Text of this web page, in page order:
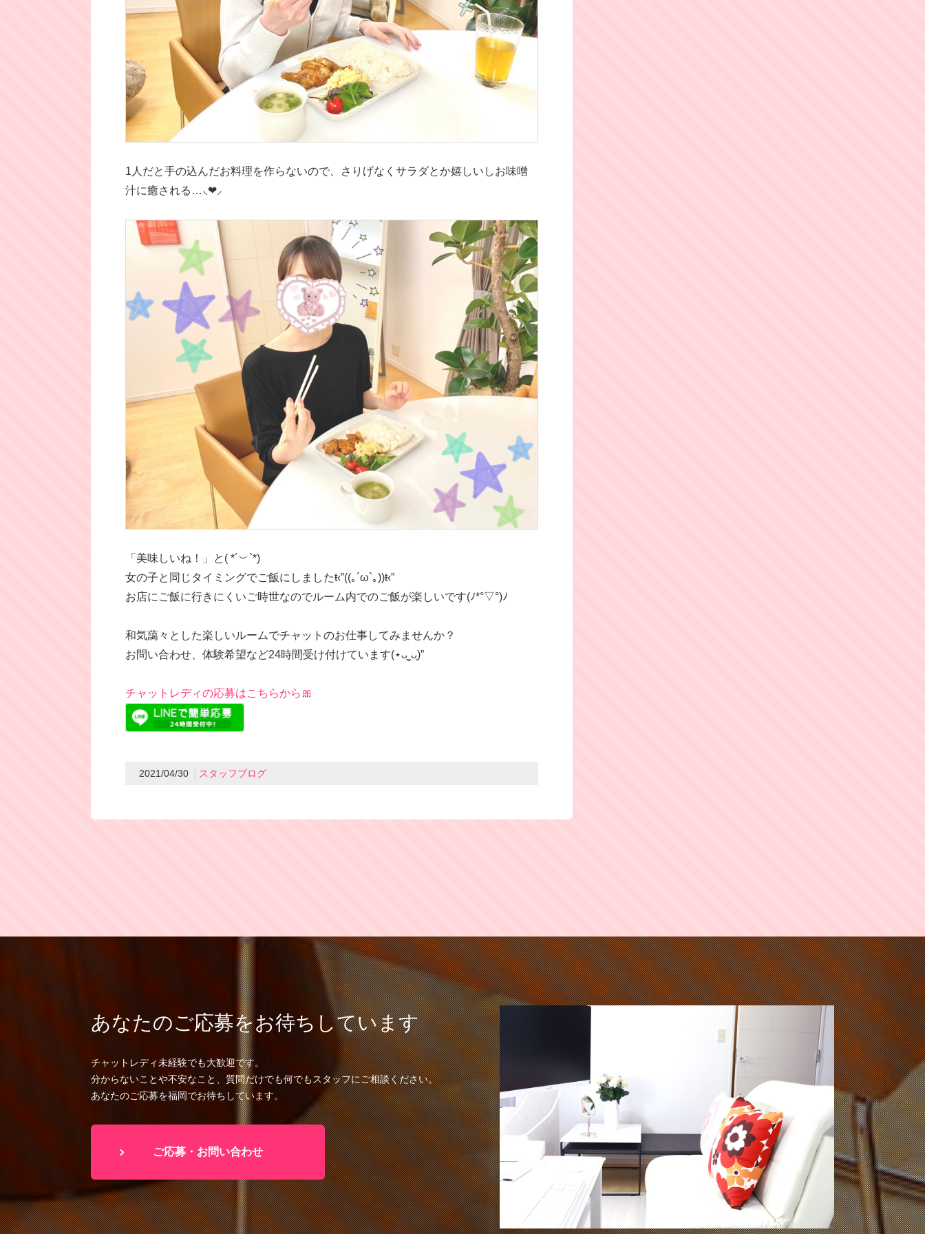
1人だと手の込んだお料理を作らないので、さりげなくサラダとか嬉しいしお味噌
汁に癒される…⸜❤︎⸝‍
「美味しいね！」と( *´︶`*)
女の子と同じタイミングでご飯にしましたŧ‹”((｡´ω`｡))ŧ‹”
お店にご飯に行きにくいご時世なのでルーム内でのご飯が楽しいです(ﾉ*°▽°)ﾉ
和気藹々とした楽しいルームでチャットのお仕事してみませんか？
お問い合わせ、体験希望など24時間受け付けています(⋆ᴗ͈ˬᴗ͈)”
チャットレディの応募はこちらから🎀
2021/04/30 スタッフブログ
あなたのご応募をお待ちしています
チャットレディ未経験でも大歓迎です。
分からないことや不安なこと、質問だけでも何でもスタッフにご相談ください。
あなたのご応募を福岡でお待ちしています。
ご応募・お問い合わせ